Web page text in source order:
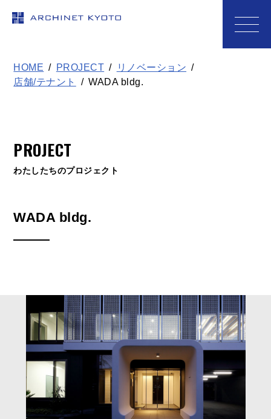
アーキネット京都1級建築士事務
HOME PROJECT
リノベーション
店舗/テナント
WADA bldg.
PROJECT
わたしたちのプロジェクト
WADA bldg.